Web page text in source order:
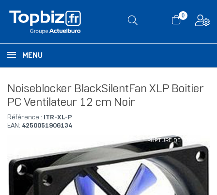
0
MENU
Noiseblocker BlackSilentFan XLP Boitier
PC Ventilateur 12 cm Noir
Référence :
ITR-XL-P
EAN: 4250051906134
RUPTURE DE STOCK